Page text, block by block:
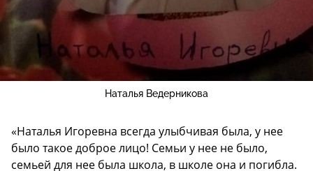
Наталья Ведерникова
«Наталья Игоревна всегда улыбчивая была, у нее
было такое доброе лицо! Семьи у нее не было,
семьей для нее была школа, в школе она и погибла.